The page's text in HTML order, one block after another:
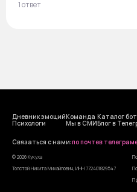
1 ответ
Дневник эмоций
Психологи
Команда
Мы в СМИ
Каталог
Блог в
Cвязаться с нами:по почтев
© 2026 Кукуха
Толстой Никита Михайлович, ИНН 772401829547